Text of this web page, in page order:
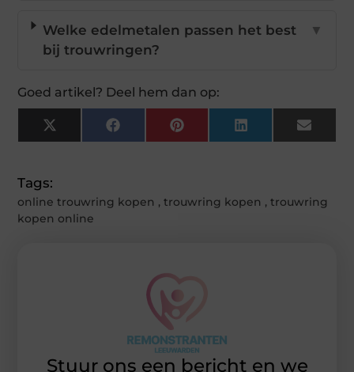
Welke edelmetalen passen het best
bij trouwringen?
▼
Goed artikel? Deel hem dan op:
X
(Twitter)
FacebookPinterestLinkedInEmail
Tags:
online trouwring kopen ,trouwring kopen ,trouwring
kopen online
Stuur ons een bericht en we